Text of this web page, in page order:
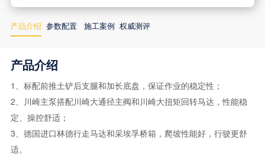
产品介绍 参数配置 施工案例 权威测评
产品介绍
1、标配前推土铲后支腿和加长底盘，保证作业的稳定性；
2、川崎主泵搭配川崎大通径主阀和川崎大扭矩回转马达，性能稳
定、操控舒适；
3、德国进口林德行走马达和采埃孚桥箱，爬坡性能好，行驶更舒
适。